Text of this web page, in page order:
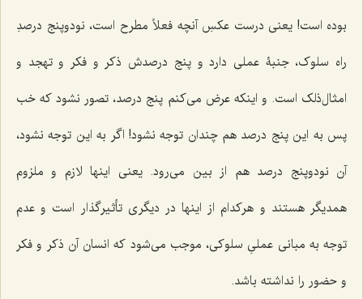
بوده است! یعنی درست عکسِ آنچه فعلاً مطرح است، نودوپنج درصدِ
راه سلوک، جنبۀ عملی دارد و پنج درصدش ذکر و فکر و تهجد و
امثال‌ذلک است. و اینکه عرض می‌کنم پنج ‌درصد، تصور نشود که خب
پس به این پنج درصد هم چندان توجه نشود! اگر به این توجه نشود،
آن نودوپنج درصد هم از بین می‌رود. یعنی اینها لازم و ملزوم
همدیگر هستند و هرکدام از اینها در دیگری تأثیرگذار است و عدم
توجه به مبانی عملیِ سلوکی، موجب می‌شود که انسان آن ذکر و فکر
و حضور را نداشته باشد.